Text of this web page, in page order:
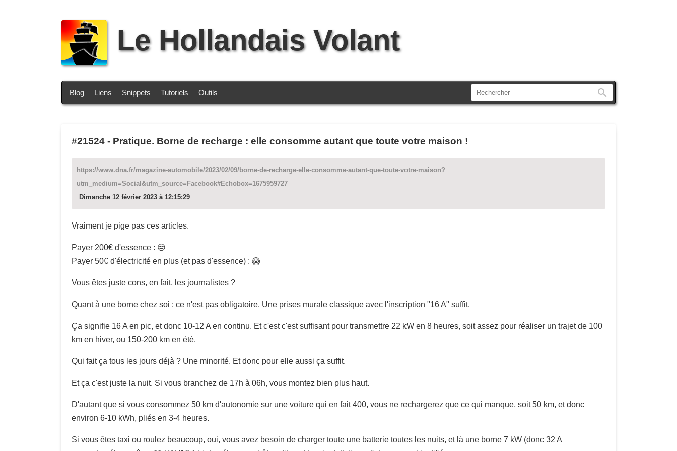
Le Hollandais Volant
Blog Liens Snippets Tutoriels Outils
#21524 - Pratique. Borne de recharge : elle consomme autant que toute votre maison !
https://www.dna.fr/magazine-automobile/2023/02/09/borne-de-recharge-elle-consomme-autant-que-toute-votre-maison?
utm_medium=Social&utm_source=Facebook#Echobox=1675959727
Dimanche 12 février 2023 à 12:15:29
Vraiment je pige pas ces articles.
Payer 200€ d'essence : 😒
Payer 50€ d'électricité en plus (et pas d'essence) : 😱
Vous êtes juste cons, en fait, les journalistes ?
Quant à une borne chez soi : ce n'est pas obligatoire. Une prises murale classique avec l'inscription "16 A" suffit.
Ça signifie 16 A en pic, et donc 10-12 A en continu. Et c'est c'est suffisant pour transmettre 22 kW en 8 heures, soit assez pour réaliser un trajet de 100
km en hiver, ou 150-200 km en été.
Qui fait ça tous les jours déjà ? Une minorité. Et donc pour elle aussi ça suffit.
Et ça c'est juste la nuit. Si vous branchez de 17h à 06h, vous montez bien plus haut.
D'autant que si vous consommez 50 km d'autonomie sur une voiture qui en fait 400, vous ne rechargerez que ce qui manque, soit 50 km, et donc
environ 6-10 kWh, pliés en 3-4 heures.
Si vous êtes taxi ou roulez beaucoup, oui, vous avez besoin de charger toute une batterie toutes les nuits, et là une borne 7 kW (donc 32 A